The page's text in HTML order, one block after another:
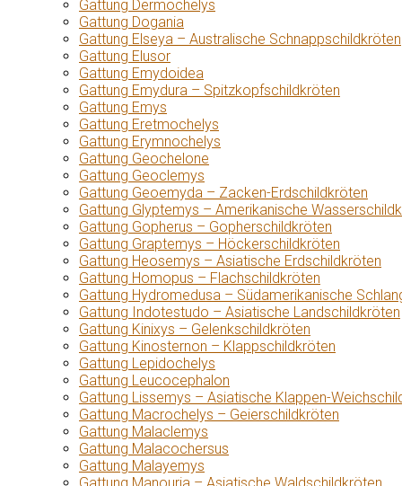
Gattung Dermochelys
Gattung Dogania
Gattung Elseya – Australische Schnappschildkröten
Gattung Elusor
Gattung Emydoidea
Gattung Emydura – Spitzkopfschildkröten
Gattung Emys
Gattung Eretmochelys
Gattung Erymnochelys
Gattung Geochelone
Gattung Geoclemys
Gattung Geoemyda – Zacken-Erdschildkröten
Gattung Glyptemys – Amerikanische
Gattung Gopherus – Gopherschildkröten
Gattung Graptemys – Höckerschildkröten
Gattung Heosemys – Asiatische Erdschildkröten
Gattung Homopus – Flachschildkröten
Gattung Hydromedusa – Südamerikanische
Gattung Indotestudo – Asiatische Landschildkröten
Gattung Kinixys – Gelenkschildkröten
Gattung Kinosternon – Klappschildkröten
Gattung Lepidochelys
Gattung Leucocephalon
Gattung Lissemys – Asiatische Klappen-
Gattung Macrochelys – Geierschildkröten
Gattung Malaclemys
Gattung Malacochersus
Gattung Malayemys